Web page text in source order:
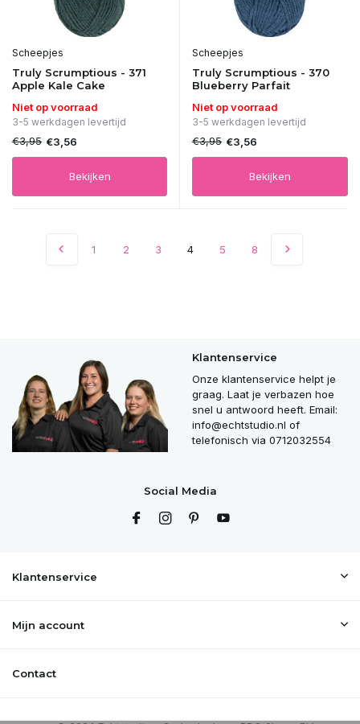
Scheepjes
Truly Scrumptious - 371
Apple Kale Cake
Niet op voorraad
3-5 werkdagen levertijd
€3,95 €3,56
Bekijken
Scheepjes
Truly Scrumptious - 370
Blueberry Parfait
Niet op voorraad
3-5 werkdagen levertijd
€3,95 €3,56
Bekijken
1 2 3 4 5 8
Klantenservice
Onze klantenservice helpt je
graag. Laat je verbazen hoe
snel u antwoord heeft. Email:
info@echtstudio.nl of
telefonisch via 0712032554
Social Media
Klantenservice
Mijn account
Contact